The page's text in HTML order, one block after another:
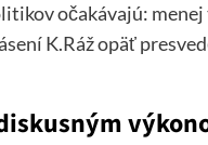
očakávajú:
K.Ráž opäť